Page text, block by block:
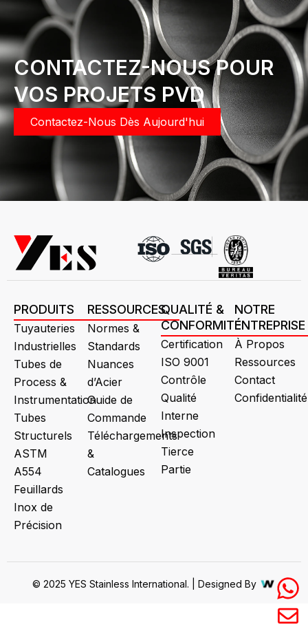
CONTACTEZ-NOUS POUR
VOS PROJETS PVD
Contactez-Nous Dès Aujourd'hui
PRODUITS
Tuyauteries
Industrielles
Tubes de
Process &
Instrumentation
Tubes
Structurels
ASTM
A554
Feuillards
Inox de
Précision
RESSOURCES
Normes &
Standards
Nuances
d’Acier
Guide de
Commande
Téléchargements
&
Catalogues
QUALITÉ &
CONFORMITÉ
Certification
ISO 9001
Contrôle
Qualité
Interne
Inspection
Tierce
Partie
NOTRE
ENTREPRISE
À Propos
Ressources
Contact
Confidentialité
© 2025 YES Stainless International. | Designed By